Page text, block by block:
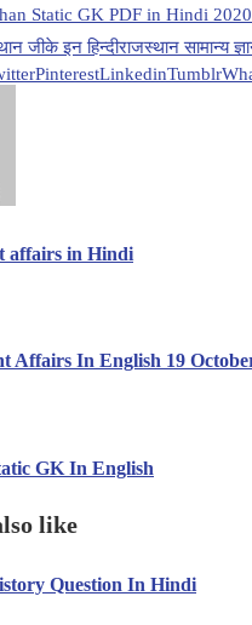
Static GK PDF in Hindi 2020
जीके इन हिन्दीराजस्थान सामान्य
PinterestLinkedinTumblr
affairs in Hindi
Affairs In English 19
GK In English
like
Question In Hindi